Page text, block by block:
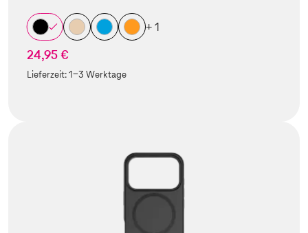
+ 1
24,95 €
Lieferzeit:1-3 Werktage